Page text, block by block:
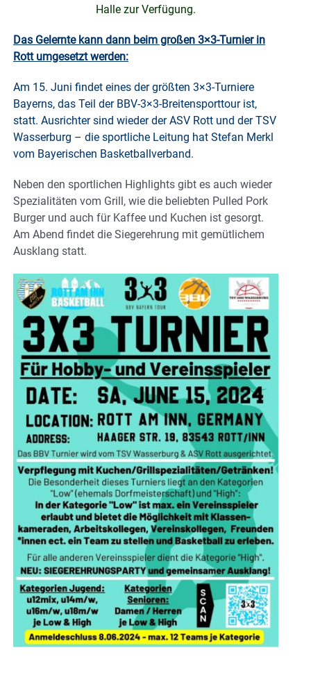
Halle zur Verfügung.
Das Gelernte kann dann beim großen 3×3-Turnier in
Rott umgesetzt werden:
Am 15. Juni findet eines der größten 3×3-Turniere
Bayerns, das Teil der BBV-3×3-Breitensporttour ist,
statt. Ausrichter sind wieder der ASV Rott und der TSV
Wasserburg – die sportliche Leitung hat Stefan Merkl
vom Bayerischen Basketballverband.
Neben den sportlichen Highlights gibt es auch wieder
Spezialitäten vom Grill, wie die beliebten Pulled Pork
Burger und auch für Kaffee und Kuchen ist gesorgt.
Am Abend findet die Siegerehrung mit gemütlichem
Ausklang statt.